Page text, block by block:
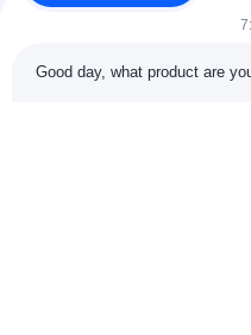
Good day, what product are